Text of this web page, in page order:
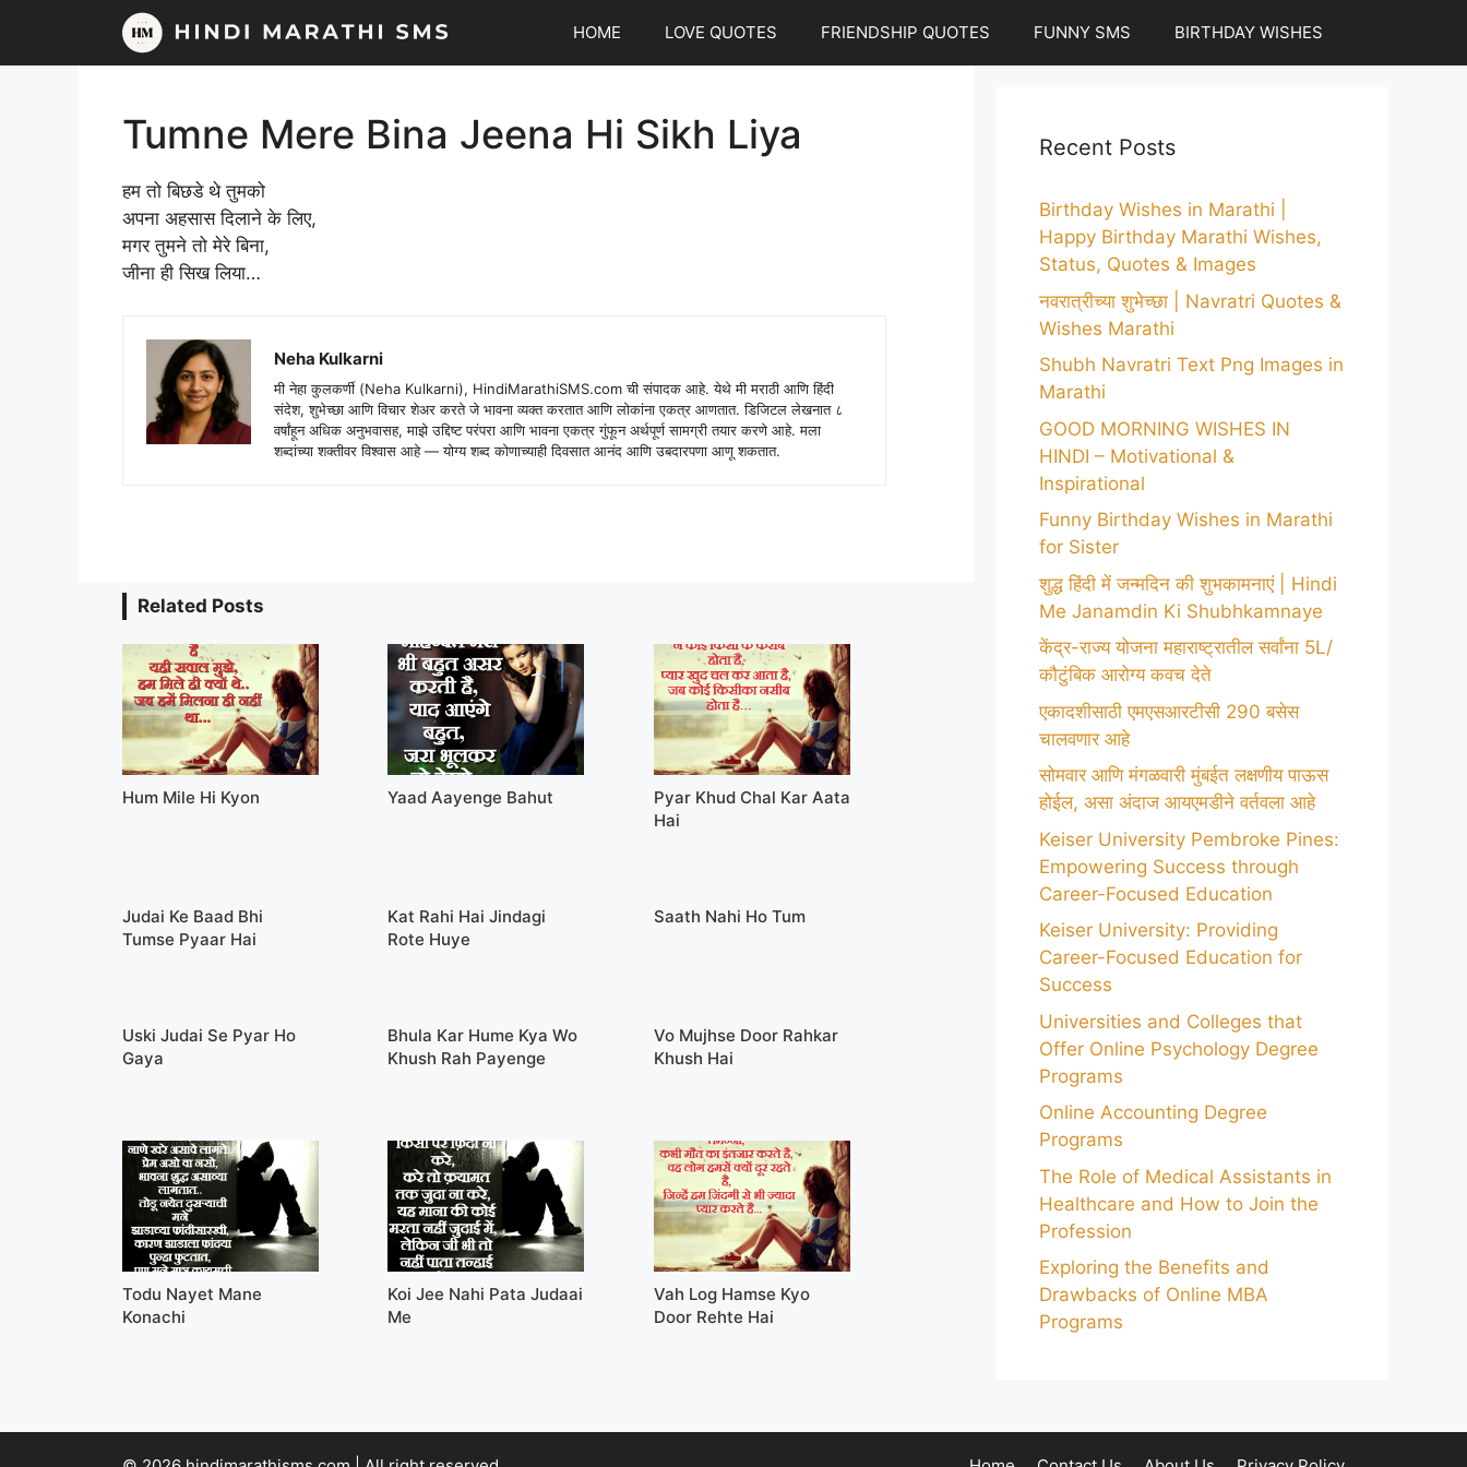
content
HOME LOVE QUOTES FRIENDSHIP QUOTES FUNNY SMS BIRTHDAY WISHES
Tumne Mere Bina Jeena Hi Sikh Liya
हम तो बिछडे थे तुमको
अपना अहसास दिलाने के लिए,
मगर तुमने तो मेरे बिना,
जीना ही सिख लिया…
Neha Kulkarni
मी नेहा कुलकर्णी (Neha Kulkarni), HindiMarathiSMS.com ची संपादक आहे. येथे मी मराठी आणि हिंदी
संदेश, शुभेच्छा आणि विचार शेअर करते जे भावना व्यक्त करतात आणि लोकांना एकत्र आणतात. डिजिटल लेखनात ८
वर्षांहून अधिक अनुभवासह, माझे उद्दिष्ट परंपरा आणि भावना एकत्र गुंफून अर्थपूर्ण सामग्री तयार करणे आहे. मला
शब्दांच्या शक्तीवर विश्वास आहे — योग्य शब्द कोणाच्याही दिवसात आनंद आणि उबदारपणा आणू शकतात.
Related Posts
Hum Mile Hi Kyon Yaad Aayenge Bahut
Pyar Khud Chal Kar Aata
Hai
Judai Ke Baad Bhi
Tumse Pyaar Hai
Kat Rahi Hai Jindagi
Rote Huye
Saath Nahi Ho Tum
Uski Judai Se Pyar Ho
Gaya
Bhula Kar Hume Kya Wo
Khush Rah Payenge
Vo Mujhse Door Rahkar
Khush Hai
Todu Nayet Mane
Konachi
Koi Jee Nahi Pata Judaai
Me
Vah Log Hamse Kyo
Door Rehte Hai
Recent Posts
Birthday Wishes in Marathi |
Happy Birthday Marathi Wishes,
Status, Quotes & Images
नवरात्रीच्या शुभेच्छा | Navratri Quotes &
Wishes Marathi
Shubh Navratri Text Png Images in
Marathi
GOOD MORNING WISHES IN
HINDI – Motivational &
Inspirational
Funny Birthday Wishes in Marathi
for Sister
शुद्ध हिंदी में जन्मदिन की शुभकामनाएं | Hindi
Me Janamdin Ki Shubhkamnaye
केंद्र-राज्य योजना महाराष्ट्रातील सर्वांना 5L/
कौटुंबिक आरोग्य कवच देते
एकादशीसाठी एमएसआरटीसी 290 बसेस
चालवणार आहे
सोमवार आणि मंगळवारी मुंबईत लक्षणीय पाऊस
होईल, असा अंदाज आयएमडीने वर्तवला आहे
Keiser University Pembroke Pines:
Empowering Success through
Career-Focused Education
Keiser University: Providing
Career-Focused Education for
Success
Universities and Colleges that
Offer Online Psychology Degree
Programs
Online Accounting Degree
Programs
The Role of Medical Assistants in
Healthcare and How to Join the
Profession
Exploring the Benefits and
Drawbacks of Online MBA
Programs